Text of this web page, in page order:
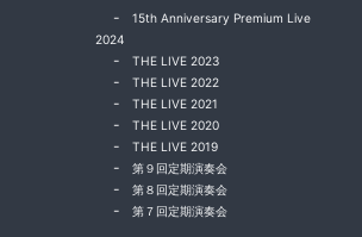
15th Anniversary Premium Live
2024
THE LIVE 2023
THE LIVE 2022
THE LIVE 2021
THE LIVE 2020
THE LIVE 2019
第９回定期演奏会
第８回定期演奏会
第７回定期演奏会